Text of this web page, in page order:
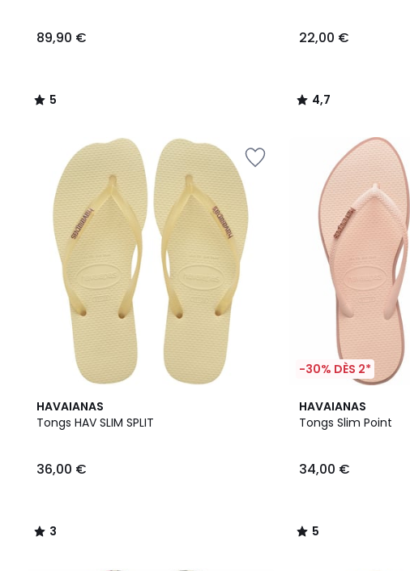
89,90 €
5
/
22,00 €
4,7
/
HAVAIANAS
Tongs HAV SLIM SPLIT
36,00 €
3
/
3
/
-30% DÈS 2*
HAVAIANAS
Tongs Slim Point
34,00 €
5
/
2
Couleurs
5
/